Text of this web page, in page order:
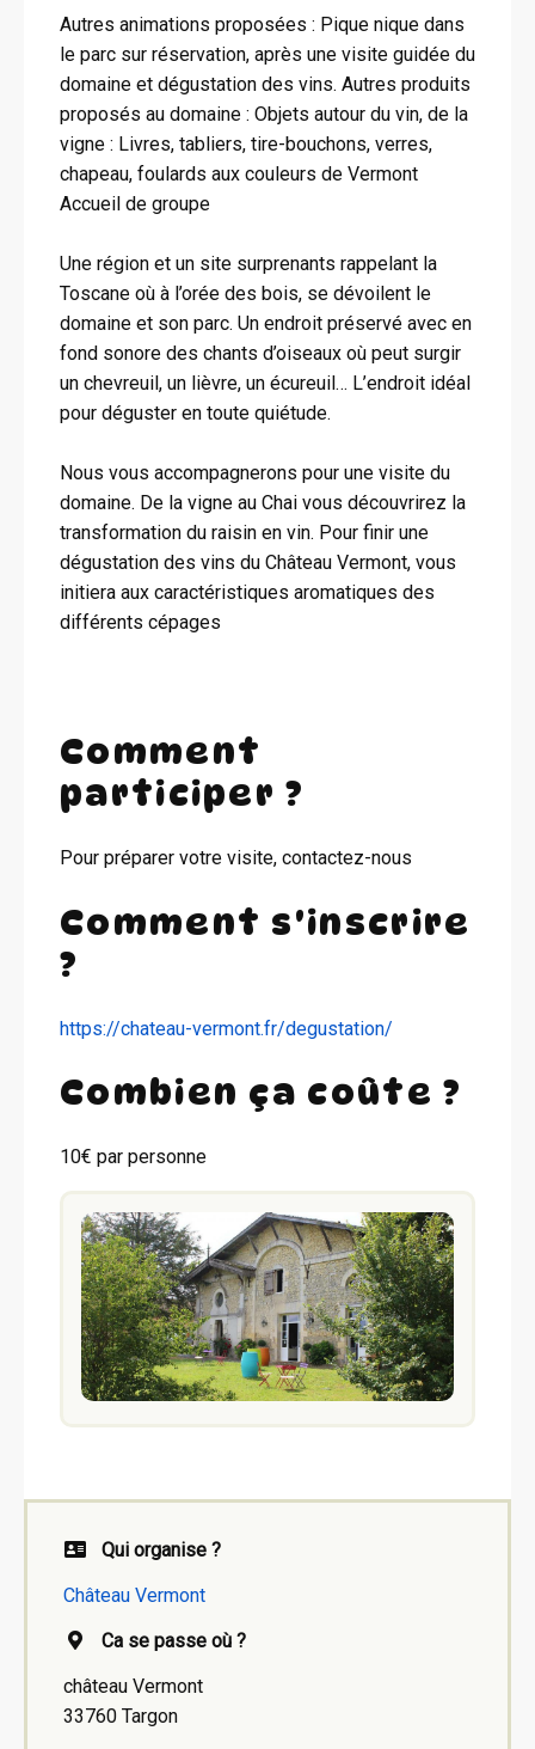
Autres animations proposées : Pique nique dans
le parc sur réservation, après une visite guidée du
domaine et dégustation des vins. Autres produits
proposés au domaine : Objets autour du vin, de la
vigne : Livres, tabliers, tire-bouchons, verres,
chapeau, foulards aux couleurs de Vermont
Accueil de groupe
Une région et un site surprenants rappelant la
Toscane où à l’orée des bois, se dévoilent le
domaine et son parc. Un endroit préservé avec en
fond sonore des chants d’oiseaux où peut surgir
un chevreuil, un lièvre, un écureuil… L’endroit idéal
pour déguster en toute quiétude.
Nous vous accompagnerons pour une visite du
domaine. De la vigne au Chai vous découvrirez la
transformation du raisin en vin. Pour finir une
dégustation des vins du Château Vermont, vous
initiera aux caractéristiques aromatiques des
différents cépages
Comment
participer ?
Pour préparer votre visite, contactez-nous
Comment s'inscrire
?
https://chateau-vermont.fr/degustation/
Combien ça coûte ?
10€ par personne
Qui organise ?
Château Vermont
Ca se passe où ?
château Vermont
33760 Targon